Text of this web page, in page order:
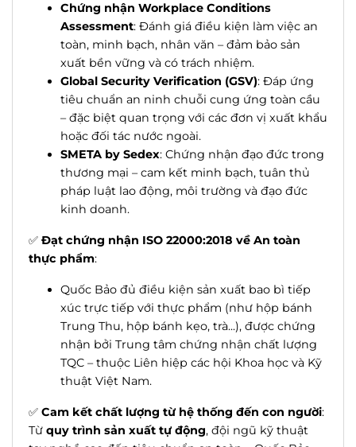
Chứng nhận Workplace Conditions
Assessment: Đánh giá điều kiện làm việc an
toàn, minh bạch, nhân văn – đảm bảo sản
xuất bền vững và có trách nhiệm.
Global Security Verification (GSV): Đáp ứng
tiêu chuẩn an ninh chuỗi cung ứng toàn cầu
– đặc biệt quan trọng với các đơn vị xuất khẩu
hoặc đối tác nước ngoài.
SMETA by Sedex: Chứng nhận đạo đức trong
thương mại – cam kết minh bạch, tuân thủ
pháp luật lao động, môi trường và đạo đức
kinh doanh.
✅ Đạt chứng nhận ISO 22000:2018 về An toàn
thực phẩm:
Quốc Bảo đủ điều kiện sản xuất bao bì tiếp
xúc trực tiếp với thực phẩm (như hộp bánh
Trung Thu, hộp bánh kẹo, trà...), được chứng
nhận bởi Trung tâm chứng nhận chất lượng
TQC – thuộc Liên hiệp các hội Khoa học và Kỹ
thuật Việt Nam.
✅ Cam kết chất lượng từ hệ thống đến con người:
Từ quy trình sản xuất tự động, đội ngũ kỹ thuật